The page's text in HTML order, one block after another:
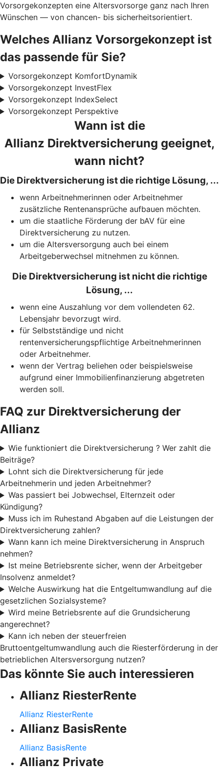
Vorsorgekonzepten eine Altersvorsorge ganz nach Ihren
Wünschen — von chancen- bis sicherheitsorientiert.
Welches Allianz Vorsorgekonzept ist
das passende für Sie?
Vorsorgekonzept KomfortDynamik
Vorsorgekonzept InvestFlex
Vorsorgekonzept IndexSelect
Vorsorgekonzept Perspektive
Wann ist die
Allianz Direktversicherung geeignet,
wann nicht?
Die Direktversicherung ist die richtige Lösung, ...
wenn Arbeitnehmerinnen oder Arbeitnehmer
zusätzliche Rentenansprüche aufbauen möchten.
um die staatliche Förderung der bAV für eine
Direktversicherung zu nutzen.
um die Altersversorgung auch bei einem
Arbeitgeberwechsel mitnehmen zu können.
Die Direktversicherung ist nicht die richtige
Lösung, ...
wenn eine Auszahlung vor dem vollendeten 62.
Lebensjahr bevorzugt wird.
für Selbstständige und nicht
rentenversicherungspflichtige Arbeitnehmerinnen
oder Arbeitnehmer.
wenn der Vertrag beliehen oder beispielsweise
aufgrund einer Immobilienfinanzierung abgetreten
werden soll.
FAQ zur Direktversicherung der
Allianz
Wie funktioniert die Direktversicherung ? Wer zahlt die
Beiträge?
Lohnt sich die Direktversicherung für jede
Arbeitnehmerin und jeden Arbeitnehmer?
Was passiert bei Jobwechsel, Elternzeit oder
Kündigung?
Muss ich im Ruhestand Abgaben auf die Leistungen der
Direktversicherung zahlen?
Wann kann ich meine Direktversicherung in Anspruch
nehmen?
Ist meine Betriebsrente sicher, wenn der Arbeitgeber
Insolvenz anmeldet?
Welche Auswirkung hat die Entgeltumwandlung auf die
gesetzlichen Sozialsysteme?
Wird meine Betriebsrente auf die Grundsicherung
angerechnet?
Kann ich neben der steuerfreien
Bruttoentgeltumwandlung auch die Riesterförderung in der
betrieblichen Altersversorgung nutzen?
Das könnte Sie auch interessieren
Allianz RiesterRente
Allianz RiesterRente
Allianz BasisRente
Allianz BasisRente
Allianz Private